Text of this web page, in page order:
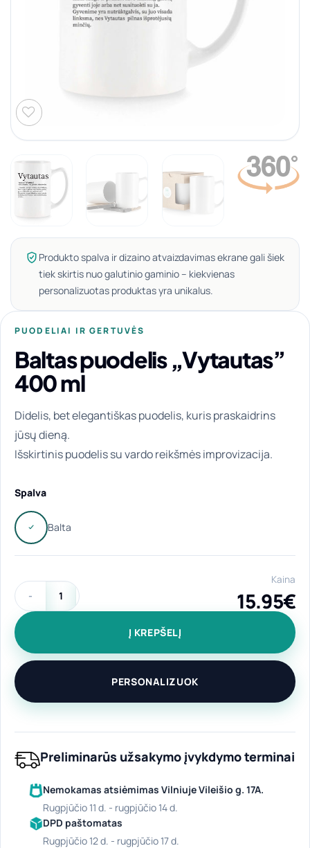
Produkto spalva ir dizaino atvaizdavimas ekrane gali šiek
tiek skirtis nuo galutinio gaminio – kiekvienas
personalizuotas produktas yra unikalus.
PUODELIAI IR GERTUVĖS
Baltas puodelis „Vytautas”
400 ml
Didelis, bet elegantiškas puodelis, kuris praskaidrins
jūsų dieną.
Išskirtinis puodelis su vardo reikšmės improvizacija.
Spalva
produkto kiekis: Baltas puodelis "Vytautas" 400 ml
Kaina
15.95€
Į KREPŠELĮ
PERSONALIZUOK
Preliminarūs užsakymo įvykdymo terminai
Nemokamas atsiėmimas Vilniuje Vileišio g. 17A.
rugpjūčio 11 d. - rugpjūčio 14 d.
DPD paštomatas
rugpjūčio 12 d. - rugpjūčio 17 d.